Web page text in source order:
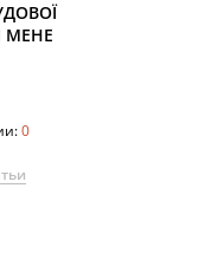
МЕНЕ
0